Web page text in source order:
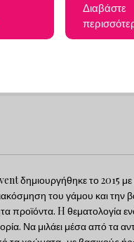
Διαβάστε
δημιουργήθηκε το 2015
του γάμου και την
προϊόντα. H θεματολογία
Να μιλάει μέσα από τα